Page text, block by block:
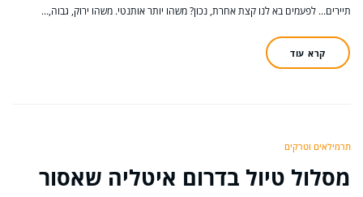
תיירים... לפעמים בא לנו קצת אחרת, נכון? משהו יותר אותנטי. משהו ירוק, גבוה,…
קרא עוד
תרמילאים וטרקים
מסלול טיול בדרום איטליה שאסור